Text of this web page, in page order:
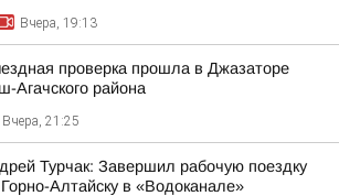
Вчера, 19:13
проверка прошла в Джазаторе
Агачского района
Вчера, 21:25
Турчак: Завершил рабочую поездку
Алтайску в «Водоканале»